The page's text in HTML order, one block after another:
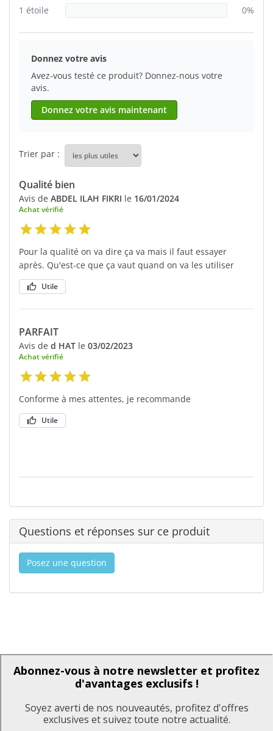
1 étoile 0%
Donnez votre avis
Avez-vous testé ce produit? Donnez-nous votre
avis.
Donnez votre avis maintenant
Trier par :
Qualité bien
Avis de ABDEL ILAH FIKRI le 16/01/2024
Achat vérifié
Pour la qualité on va dire ça va mais il faut essayer
après. Qu'est-ce que ça vaut quand on va les utiliser
Utile
PARFAIT
Avis de d HAT le 03/02/2023
Achat vérifié
Conforme à mes attentes, je recommande
Utile
Questions et réponses sur ce produit
Posez une question